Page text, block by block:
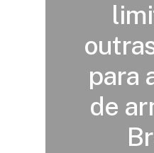
para
de